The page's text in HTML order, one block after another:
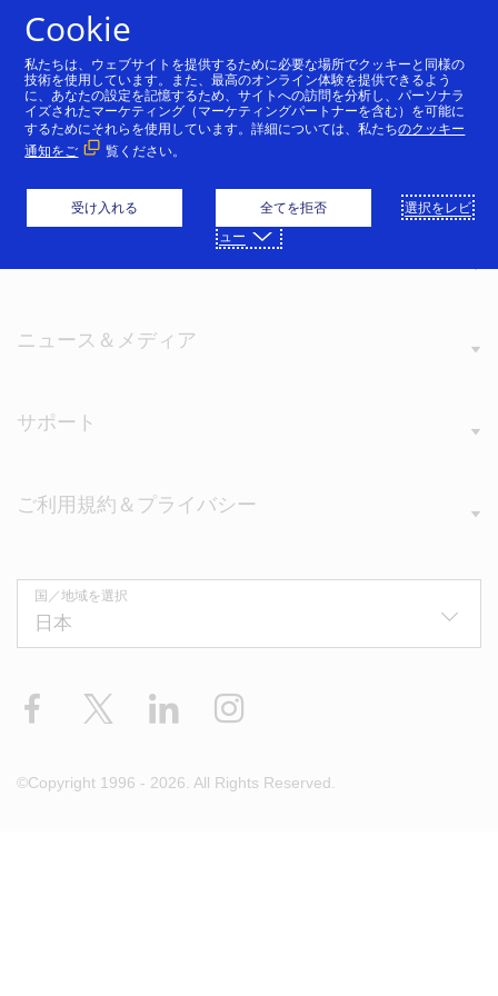
ニュース＆メディア
サポート
ご利用規約＆プライバシー
国／地域を選択
Facebook LinkedIn
©Copyright 1996 - 2026. All Rights Reserved.
Cookie
私たちは、ウェブサイトを提供するために必要な場所でクッキーと同様の
技術を使用しています。また、最高のオンライン体験を提供できるよう
に、あなたの設定を記憶するため、サイトへの訪問を分析し、パーソナラ
イズされたマーケティング（マーケティングパートナーを含む）を可能に
するためにそれらを使用しています。詳細については、私たちのクッキー
通知をご
覧ください。
受け入れる 全てを拒否
選択をレビ
ュー